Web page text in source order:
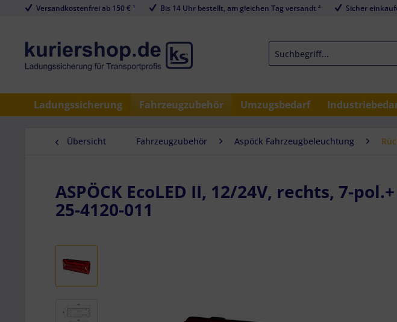
Versandkostenfrei ab 150 € ¹ Bis 14 Uhr bestellt, am gleichen Tag versandt ² Sicher
Ladungssicherung Fahrzeugzubehör Umzugsbedarf
Übersicht Fahrzeugzubehör Aspöck Fahrzeugbeleuchtung
ASPÖCK EcoLED II, 12/24V, rechts, 7-
25-4120-011